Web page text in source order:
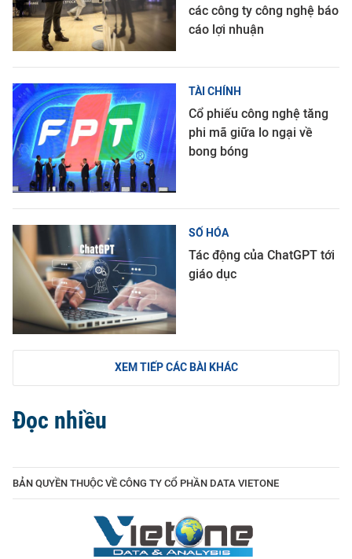
các công ty công nghệ báo
cáo lợi nhuận
TÀI CHÍNH
Cổ phiếu công nghệ tăng
phi mã giữa lo ngại về
bong bóng
SỐ HÓA
Tác động của ChatGPT tới
giáo dục
XEM TIẾP CÁC BÀI KHÁC
Đọc nhiều
BẢN QUYỀN THUỘC VỀ CÔNG TY CỔ PHẦN DATA VIETONE